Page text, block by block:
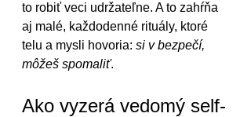
to robiť veci udržateľne. A to zahŕňa
aj malé, každodenné rituály, ktoré
telu a mysli hovoria: si v bezpečí,
môžeš spomaliť.
Ako vyzerá vedomý self-